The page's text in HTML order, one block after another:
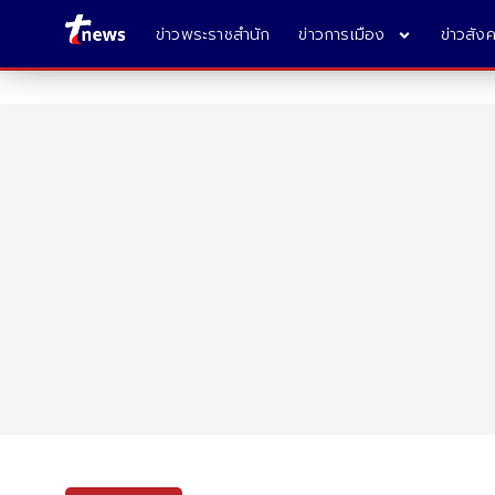
ข่าวพระราชสำนัก ข่าวการเมือง ข่าวสัง